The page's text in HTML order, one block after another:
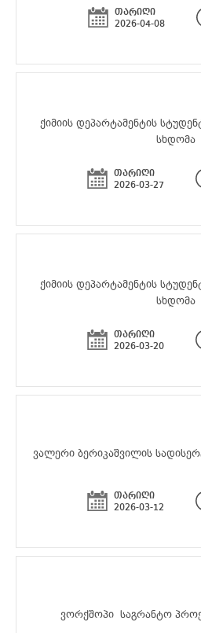
თარიღი
2026-04-08
ქიმიის დეპარტამენტის
სხდომა
თარიღი
2026-03-27
ქიმიის დეპარტამენტის
სხდომა
თარიღი
2026-03-20
ვალერი ბერიკაშვილის
თარიღი
2026-03-12
ვორქშოპი საგრანტო